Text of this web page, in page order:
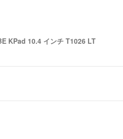
KPad 10.4 インチ T1026 LT